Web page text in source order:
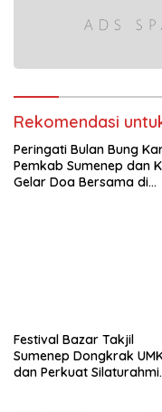
Rekomendasi
Peringati Bulan Bung
Pemkab Sumenep dan
Gelar Doa Bersama di
Festival Bazar Takjil
Sumenep Dongkrak
dan Perkuat Silaturahmi